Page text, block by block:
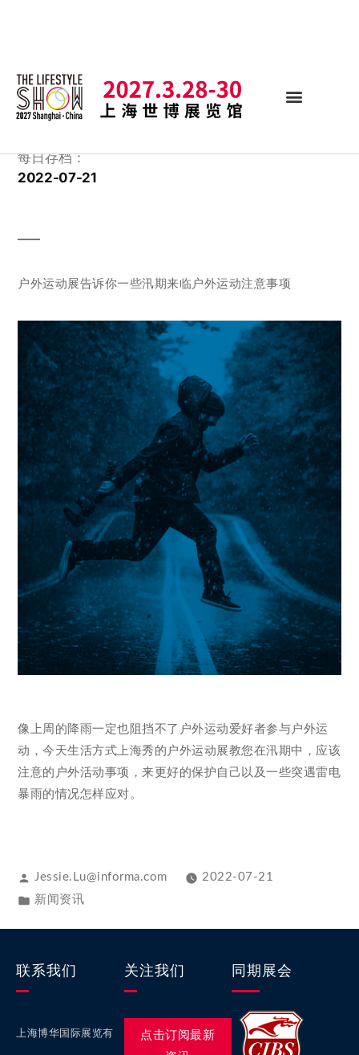
每日存档：
2022-07-21
户外运动展告诉你一些汛期来临户外运动注意事项
像上周的降雨一定也阻挡不了户外运动爱好者参与户外运
动，今天生活方式上海秀的户外运动展教您在汛期中，应该
注意的户外活动事项，来更好的保护自己以及一些突遇雷电
暴雨的情况怎样应对。
Jessie.Lu@informa.com
2022-07-21
新闻资讯
联系我们
上海博华国际展览有
关注我们
点击订阅最新
同期展会